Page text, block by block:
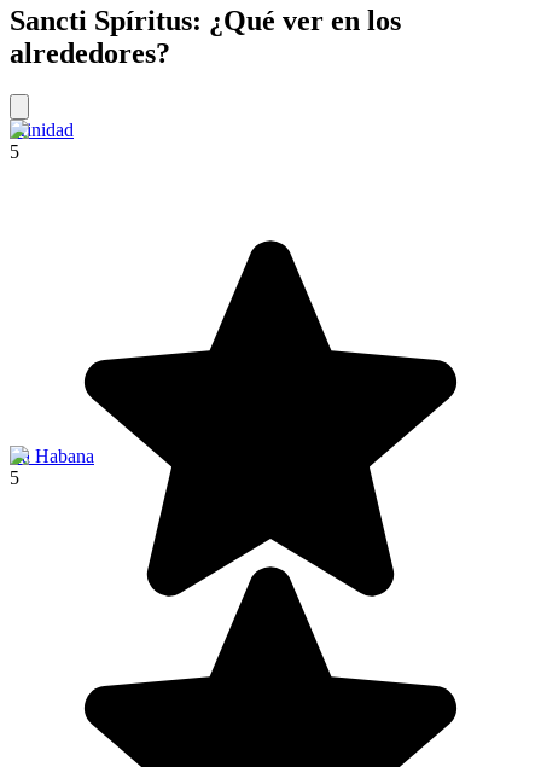
Sancti Spíritus: ¿Qué ver en los
alrededores?
Trinidad
5
La Habana
5